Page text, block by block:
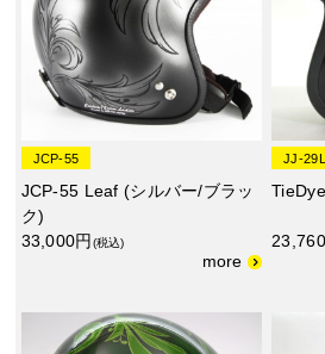
JCP-55
JCP-55 Leaf (シルバー/ブラッ
ク)
33,000円(税込)
JJ-